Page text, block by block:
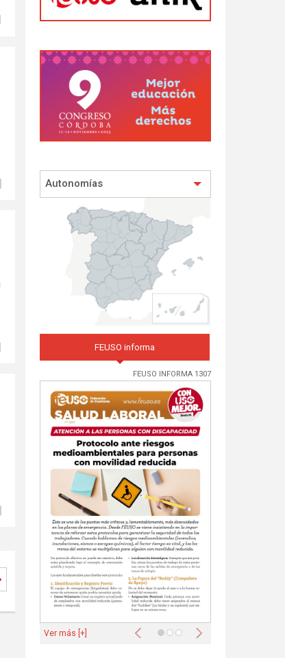
Autonomías
FEUSO informa
FEUSO INFORMA 1307
Anterior Siguiente
Ver más [+]